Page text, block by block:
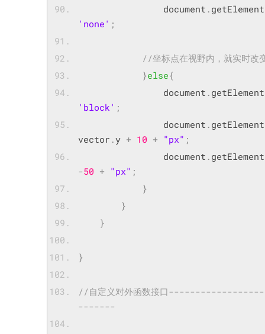
                document
.
'none' ;
}else{
                document
.
'block' ;
                document
.
vector .y + 10 + "px" ;
                document
.
-50 + "px" ;
}
}
}
}
//自定义对外函数接口
-------